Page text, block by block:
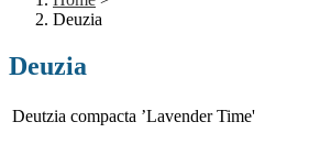
Deuzia
Deuzia
Deutzia compacta ’Lavender Time'